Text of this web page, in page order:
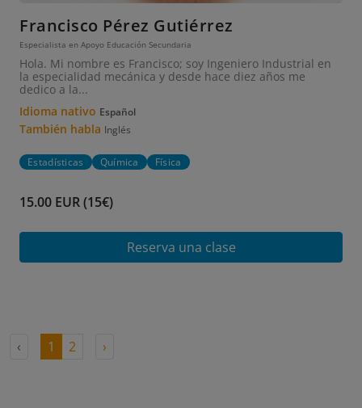
Francisco Pérez Gutiérrez
Especialista en Apoyo Educación Secundaria
Hola. Mi nombre es Francisco; soy Ingeniero Industrial en
la especialidad mecánica y desde hace diez años me
dedico a la...
Idioma nativo Español
También habla Inglés
Estadísticas Química Física
15.00 EUR (15€)
Reserva una clase
‹ 1 2 ›